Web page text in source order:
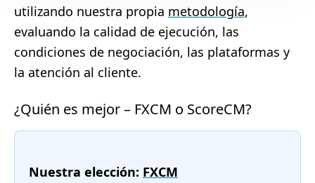
utilizando nuestra propia metodología,
evaluando la calidad de ejecución, las
condiciones de negociación, las plataformas y
la atención al cliente.
¿Quién es mejor – FXCM o ScoreCM?
Nuestra elección: FXCM